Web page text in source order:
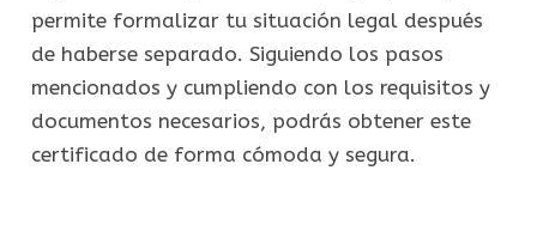
permite formalizar tu situación legal después
de haberse separado. Siguiendo los pasos
mencionados y cumpliendo con los requisitos y
documentos necesarios, podrás obtener este
certificado de forma cómoda y segura.